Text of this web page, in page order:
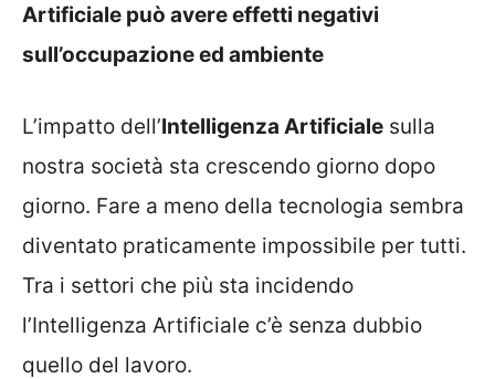
Artificiale può avere effetti negativi
sull’occupazione ed ambiente
L’impatto dell’Intelligenza Artificiale sulla
nostra società sta crescendo giorno dopo
giorno. Fare a meno della tecnologia sembra
diventato praticamente impossibile per tutti.
Tra i settori che più sta incidendo
l’Intelligenza Artificiale c’è senza dubbio
quello del lavoro.